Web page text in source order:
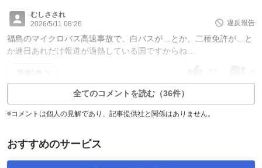
むしさされ
2026/5/11 08:26
違反報告
福島のマイクロバス高速事故で、白バスが…とか、二種免許が…と
か連日あれだけ報道が過熱している国ですからね…
全てのコメントを読む（36件）
※コメントは個人の見解であり、記事提供社と関係はありません。
おすすめのサービス